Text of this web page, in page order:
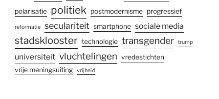
polarisatie politiek postmodernisme progressief
reformatie seculariteit smartphone sociale media
stadsklooster technologie transgender trump
universiteit vluchtelingen vredestichten
vrije meningsuiting
vrijheid